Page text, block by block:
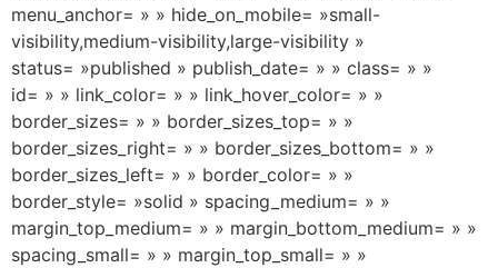
menu_anchor= » » hide_on_mobile= »small-
visibility,medium-visibility,large-visibility »
status= »published » publish_date= » » class= » »
id= » » link_color= » » link_hover_color= » »
border_sizes= » » border_sizes_top= » »
border_sizes_right= » » border_sizes_bottom= » »
border_sizes_left= » » border_color= » »
border_style= »solid » spacing_medium= » »
margin_top_medium= » » margin_bottom_medium= » »
spacing_small= » » margin_top_small= » »